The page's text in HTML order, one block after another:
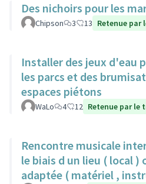
Des nichoirs pour les
Chipson 3 13 Retenue par
Installer des jeux d'eau
les parcs et des
espaces piétons
WaLo 4 12 Retenue par le
Rencontre musicale
le biais d un lieu ( local )
adaptée ( matériel ,